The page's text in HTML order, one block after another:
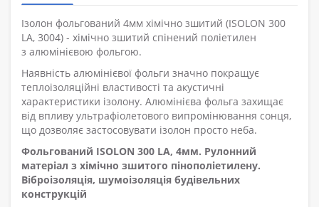
Ізолон фольгований 4мм хімічно зшитий (ISOLON 300
LA, 3004) - хімічно зшитий спінений поліетилен
з алюмінієвою фольгою.
Наявність алюмінієвої фольги значно покращує
теплоізоляційні властивості та акустичні
характеристики ізолону. Алюмінієва фольга захищає
від впливу ультрафіолетового випромінювання сонця,
що дозволяє застосовувати ізолон просто неба.
Фольгований ISOLON 300 LA, 4мм. Рулонний
матеріал з хімічно зшитого пінополіетилену.
Віброізоляція, шумоізоляція будівельних
конструкцій